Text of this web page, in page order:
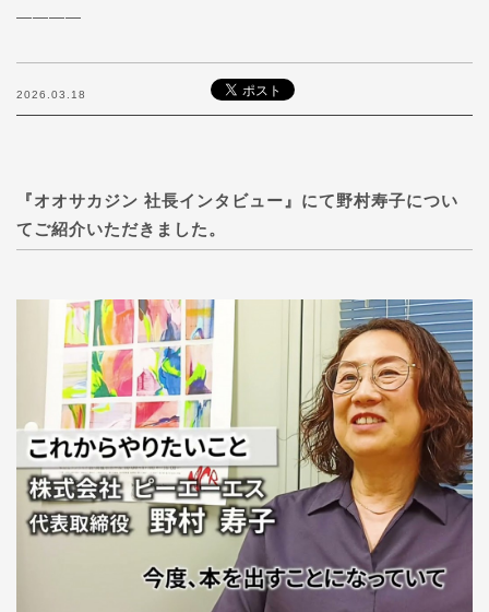
————
2026.03.18
『オオサカジン 社長インタビュー』にて野村寿子につい
てご紹介いただきました。